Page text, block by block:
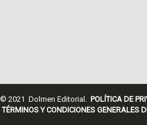
© 2021 Dolmen Editorial. POLÍTICA DE
TÉRMINOS Y CONDICIONES GENERALES